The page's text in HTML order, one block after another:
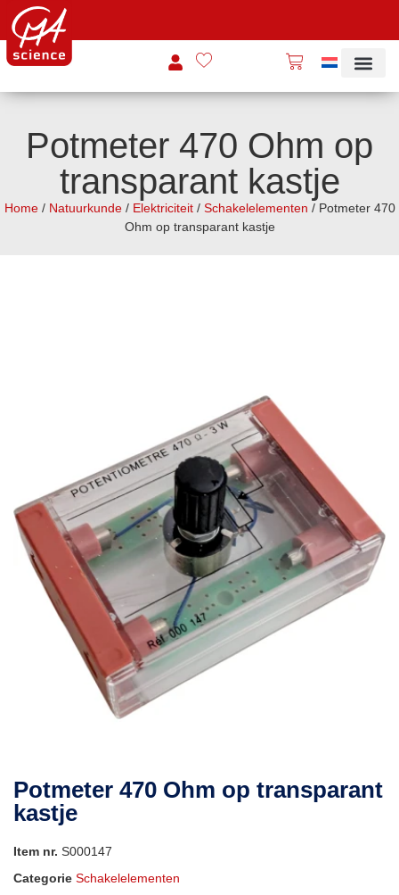
Potmeter 470 Ohm op
transparant kastje
Home/ Natuurkunde/ Elektriciteit/ Schakelelementen / Potmeter 470
Ohm op transparant kastje
Potmeter 470 Ohm op transparant
kastje
Item nr. S000147
Categorie Schakelelementen